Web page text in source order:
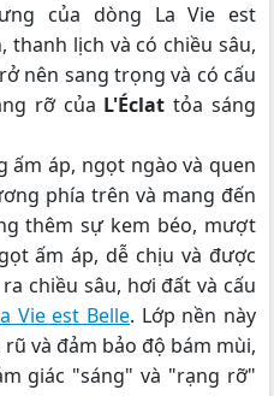
của dòng La Vie est
thanh lịch và có chiều sâu,
nên sang trọng và có cấu
rỡ của L'Éclat tỏa sáng
ấm áp, ngọt ngào và quen
phía trên và mang đến
thêm sự kem béo, mượt
ấm áp, dễ chịu và được
chiều sâu, hơi đất và cấu
Vie est Belle. Lớp nền này
và đảm bảo độ bám mùi,
giác "sáng" và "rạng rỡ"